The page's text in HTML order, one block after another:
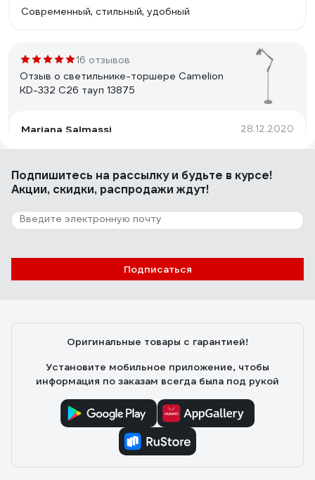
Современный, стильный, удобный
16 отзывов
Отзыв о светильнике-торшере Camelion
KD-332 C26 тауп 13875
Mariana Salmassi 28.12.2020
Достоинства: Мне понравился торшер удобством
работает
8 отзывов
С08 New York серый 40Вт металл 13050
направлять свет, легко собрать
Подпишитесь на рассылкуи будьте в курсе!
Акции, скидки, распродажи ждут!
Подписаться
Оригинальные товары с гарантией!
Установите мобильное приложение, чтобы
информация по заказам всегда была под рукой